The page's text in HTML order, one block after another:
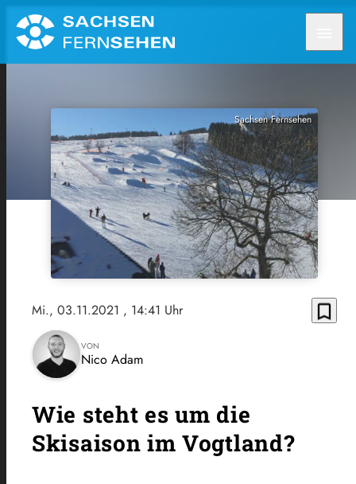
Sachsen Fernsehen
Mi., 03.11.2021 , 14:41 Uhr bookmark_border
VON
Nico Adam
Wie steht es um die
Skisaison im Vogtland?